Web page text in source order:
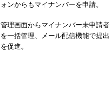
ォンからもマイナンバーを申請。
管理画面からマイナンバー未申請者
を一括管理、メール配信機能で提出
を促進。